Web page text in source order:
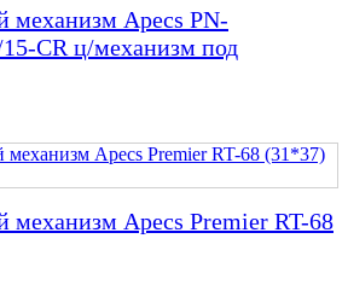
механизм Apecs PN-
CR ц/механизм под
механизм Apecs Premier RT-68